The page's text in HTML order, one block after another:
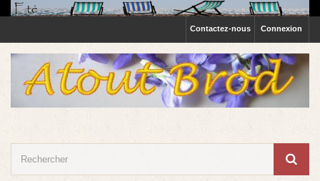
Connexion
Contactez-nous